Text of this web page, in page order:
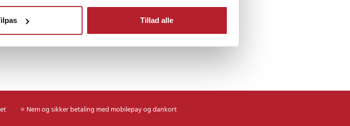
Tillad alle
⭐ Nem og sikker betaling med mobilepay og dankort